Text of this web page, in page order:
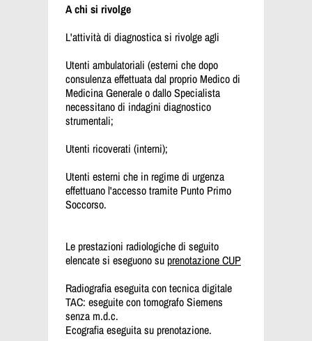
A chi si rivolge
L'attività di diagnostica si rivolge agli
Utenti ambulatoriali (esterni che dopo
consulenza effettuata dal proprio Medico di
Medicina Generale o dallo Specialista
necessitano di indagini diagnostico
strumentali;
Utenti ricoverati (interni);
Utenti esterni che in regime di urgenza
effettuano l'accesso tramite Punto Primo
Soccorso.
Le prestazioni radiologiche di seguito
elencate si eseguono su prenotazione CUP
Radiografia eseguita con tecnica digitale
TAC: eseguite con tomografo Siemens
senza m.d.c.
Ecografia eseguita su prenotazione.